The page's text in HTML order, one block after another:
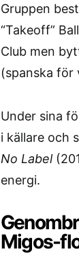
Gruppen
“Takeoff”
Club men
(spanska för
Under sina
i källare och
No Label
energi.
Migos-